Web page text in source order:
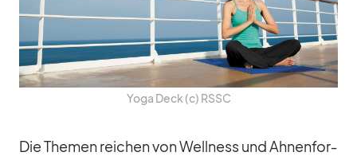
Yoga Deck (c) RSSC
Die The­men rei­chen von Well­ness und Ah­nen­for­